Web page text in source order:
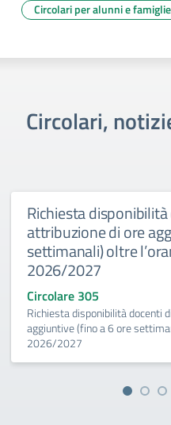
Circolari per alunni e famiglie
Circolari,
Richiesta
attribuzione di ore
settimanali) oltre
2026/2027
Circolare 305
Richiesta disponibilità docenti
aggiuntive (fino a 6 ore
2026/2027